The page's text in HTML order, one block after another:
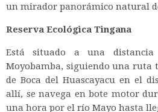
un mirador panorámico natural
Reserva Ecológica Tingana
Está situado a una
Moyobamba, siguiendo una ruta
de Boca del Huascayacu en el
allí, se navega en bote motor
una hora por el río Mayo hasta